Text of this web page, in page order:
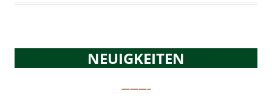
NEUIGKEITEN
———–